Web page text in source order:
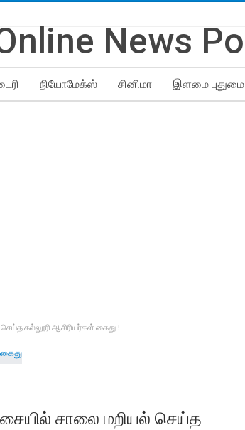
நியோமேக்ஸ் சினிமா இளமை புதுமை
கல்லூரி ஆசிரியர்கள் கைது !
சாலை மறியல் செய்த